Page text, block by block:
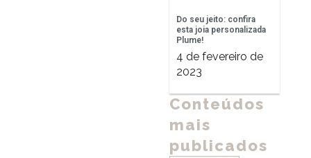
Do seu jeito: confira
esta joia personalizada
Plume!
4 de fevereiro de
2023
Conteúdos
mais
publicados